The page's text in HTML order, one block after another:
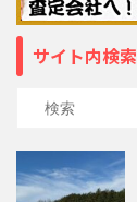
サイト内検索